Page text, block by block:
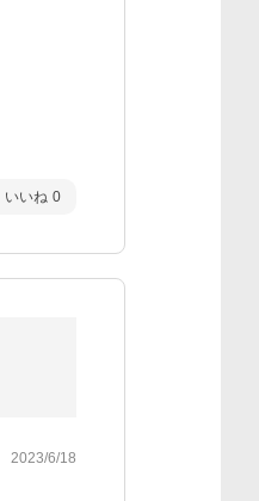
いいね 0
2023/6/18